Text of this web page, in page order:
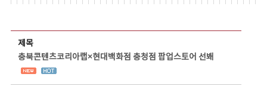
제목
충북콘텐츠코리아랩×현대백화점 충청점 팝업스토어 선봬